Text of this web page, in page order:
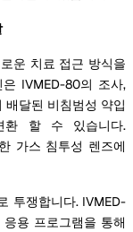
운 치료 접근 방식을
IVMED-80의 조사,
달된 비침범성 약입
환 할 수 있습니다.
가스 침투성 렌즈에
투쟁합니다. IVMED-
용 프로그램을 통해